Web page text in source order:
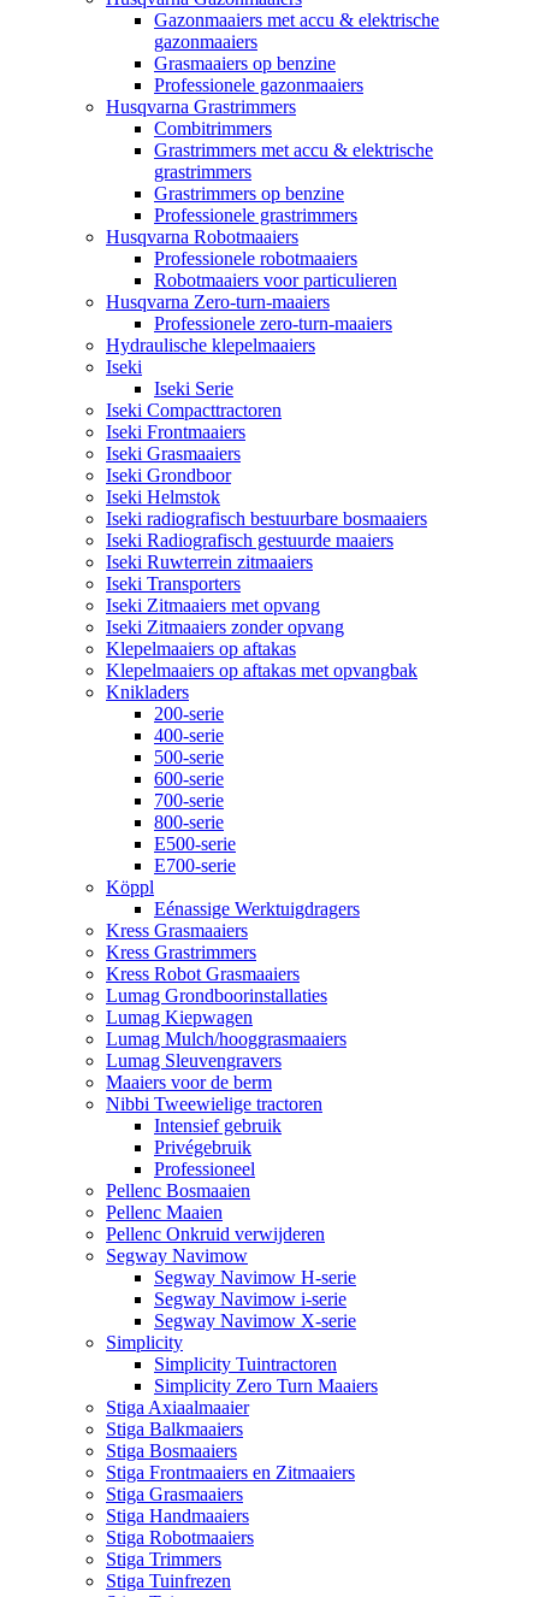
Gazonmaaiers met accu & elektrische
gazonmaaiers
Grasmaaiers op benzine
Professionele gazonmaaiers
Husqvarna Grastrimmers
Combitrimmers
Grastrimmers met accu & elektrische
grastrimmers
Grastrimmers op benzine
Professionele grastrimmers
Husqvarna Robotmaaiers
Professionele robotmaaiers
Robotmaaiers voor particulieren
Husqvarna Zero-turn-maaiers
Professionele zero-turn-maaiers
Hydraulische klepelmaaiers
Iseki
Iseki Serie
Iseki Compacttractoren
Iseki Frontmaaiers
Iseki Grasmaaiers
Iseki Grondboor
Iseki Helmstok
Iseki radiografisch bestuurbare bosmaaiers
Iseki Radiografisch gestuurde maaiers
Iseki Ruwterrein zitmaaiers
Iseki Transporters
Iseki Zitmaaiers met opvang
Iseki Zitmaaiers zonder opvang
Klepelmaaiers op aftakas
Klepelmaaiers op aftakas met opvangbak
Knikladers
200-serie
400-serie
500-serie
600-serie
700-serie
800-serie
E500-serie
E700-serie
Köppl
Eénassige Werktuigdragers
Kress Grasmaaiers
Kress Grastrimmers
Kress Robot Grasmaaiers
Lumag Grondboorinstallaties
Lumag Kiepwagen
Lumag Mulch/hooggrasmaaiers
Lumag Sleuvengravers
Maaiers voor de berm
Nibbi Tweewielige tractoren
Intensief gebruik
Privégebruik
Professioneel
Pellenc Bosmaaien
Pellenc Maaien
Pellenc Onkruid verwijderen
Segway Navimow
Segway Navimow H-serie
Segway Navimow i-serie
Segway Navimow X-serie
Simplicity
Simplicity Tuintractoren
Simplicity Zero Turn Maaiers
Stiga Axiaalmaaier
Stiga Balkmaaiers
Stiga Bosmaaiers
Stiga Frontmaaiers en Zitmaaiers
Stiga Grasmaaiers
Stiga Handmaaiers
Stiga Robotmaaiers
Stiga Trimmers
Stiga Tuinfrezen